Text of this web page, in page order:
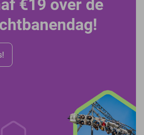
€19 over de